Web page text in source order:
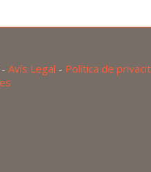
-Avís Legal - Política de